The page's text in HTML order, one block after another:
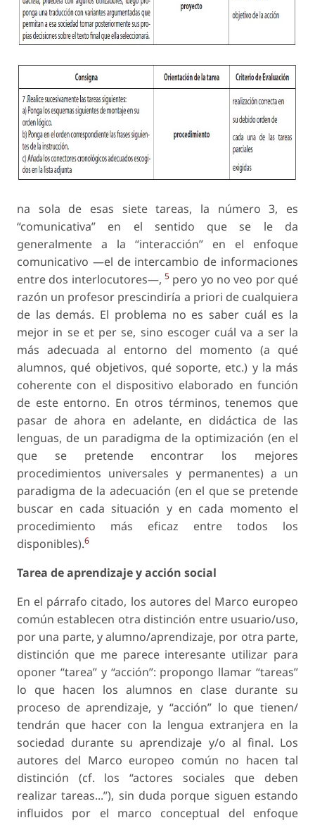
na sola de esas siete tareas, la número 3, es
“comunicativa” en el sentido que se le da
generalmente a la “interacción” en el enfoque
comunicativo —el de intercambio de informaciones
entre dos interlocutores—, 5 pero yo no veo por qué
razón un profesor prescindiría a priori de cualquiera
de las demás. El problema no es saber cuál es la
mejor in se et per se, sino escoger cuál va a ser la
más adecuada al entorno del momento (a qué
alumnos, qué objetivos, qué soporte, etc.) y la más
coherente con el dispositivo elaborado en función
de este entorno. En otros términos, tenemos que
pasar de ahora en adelante, en didáctica de las
lenguas, de un paradigma de la optimización (en el
que se pretende encontrar los mejores
procedimientos universales y permanentes) a un
paradigma de la adecuación (en el que se pretende
buscar en cada situación y en cada momento el
procedimiento más eficaz entre todos los
disponibles).6
Tarea de aprendizaje y acción social
En el párrafo citado, los autores del Marco europeo
común establecen otra distinción entre usuario/uso,
por una parte, y alumno/aprendizaje, por otra parte,
distinción que me parece interesante utilizar para
oponer “tarea” y “acción”: propongo llamar “tareas”
lo que hacen los alumnos en clase durante su
proceso de aprendizaje, y “acción” lo que tienen/
tendrán que hacer con la lengua extranjera en la
sociedad durante su aprendizaje y/o al final. Los
autores del Marco europeo común no hacen tal
distinción (cf. los “actores sociales que deben
realizar tareas...”), sin duda porque siguen estando
influidos por el marco conceptual del enfoque